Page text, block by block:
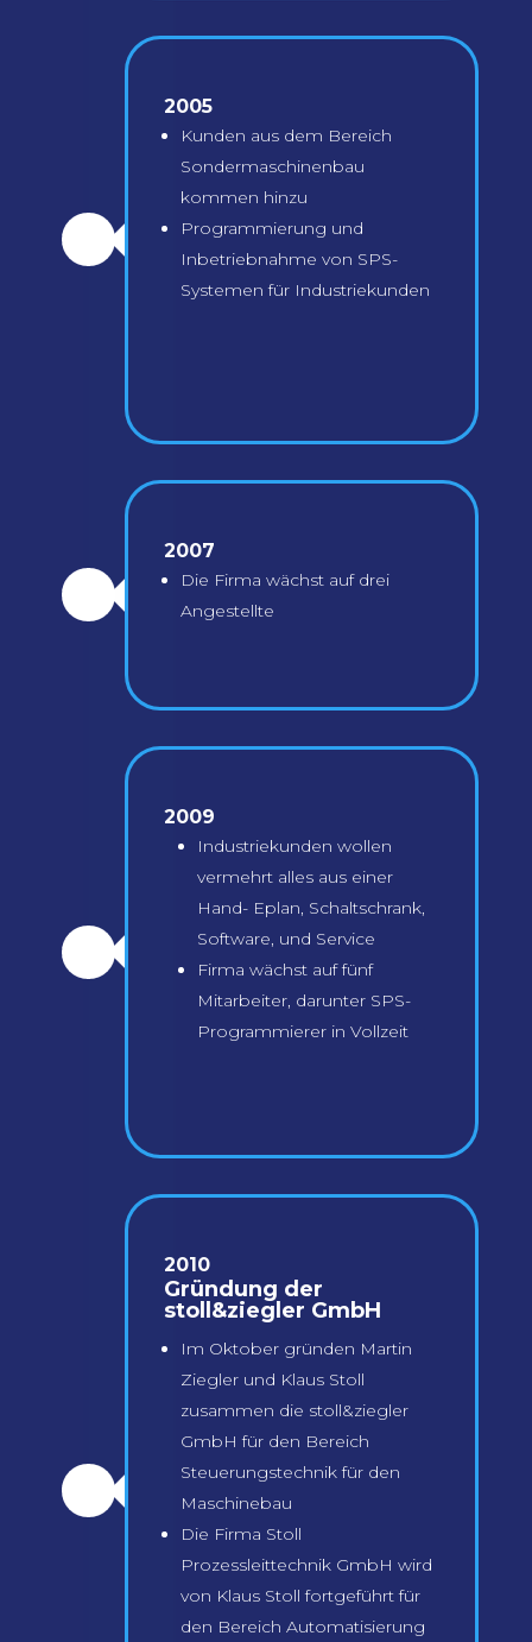
2005
Kunden aus dem Bereich
Sondermaschinenbau
kommen hinzu
Programmierung und
Inbetriebnahme von SPS-
Systemen für Industriekunden
2007
Die Firma wächst auf drei
Angestellte
2009
Industriekunden wollen
vermehrt alles aus einer
Hand- Eplan, Schaltschrank,
Software, und Service
Firma wächst auf fünf
Mitarbeiter, darunter SPS-
Programmierer in Vollzeit
2010
Gründung der
stoll&ziegler GmbH
Im Oktober gründen Martin
Ziegler und Klaus Stoll
zusammen die stoll&ziegler
GmbH für den Bereich
Steuerungstechnik für den
Maschinebau
Die Firma Stoll
Prozessleittechnik GmbH wird
von Klaus Stoll fortgeführt für
den Bereich Automatisierung